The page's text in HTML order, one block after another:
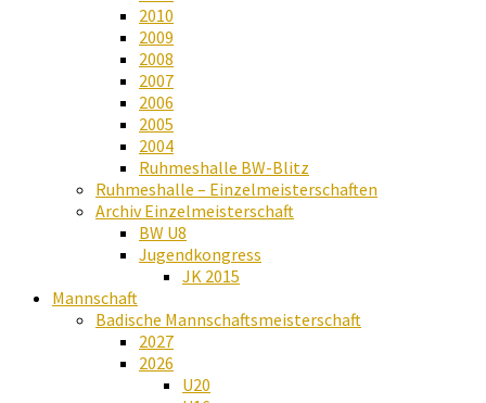
2010
2009
2008
2007
2006
2005
2004
Ruhmeshalle BW-Blitz
Ruhmeshalle – Einzelmeisterschaften
Archiv Einzelmeisterschaft
BW U8
Jugendkongress
JK 2015
Mannschaft
Badische Mannschaftsmeisterschaft
2027
2026
U20